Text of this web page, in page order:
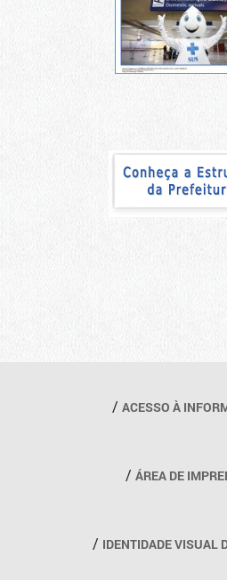
Outros links
ACESSO À
ÁREA DE
IDENTIDADE VISUAL